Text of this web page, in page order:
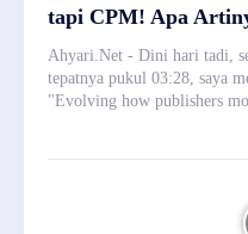
tapi CPM! Apa
Ahyari.Net - Dini hari tadi,
tepatnya pukul 03:28, saya
"Evolving how publishers